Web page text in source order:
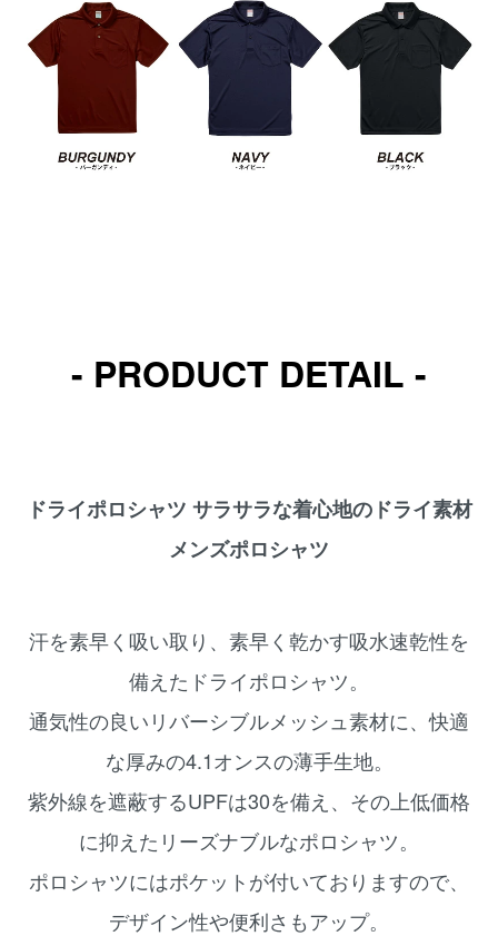
- PRODUCT DETAIL -
ドライポロシャツ サラサラな着心地のドライ素材
メンズポロシャツ
汗を素早く吸い取り、素早く乾かす吸水速乾性を
備えたドライポロシャツ。
通気性の良いリバーシブルメッシュ素材に、快適
な厚みの4.1オンスの薄手生地。
紫外線を遮蔽するUPFは30を備え、その上低価格
に抑えたリーズナブルなポロシャツ。
ポロシャツにはポケットが付いておりますので、
デザイン性や便利さもアップ。